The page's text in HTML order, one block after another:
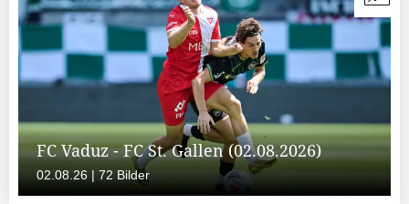
FC Vaduz - FC St. Gallen (02.08.2026)
02.08.26 | 72 Bilder